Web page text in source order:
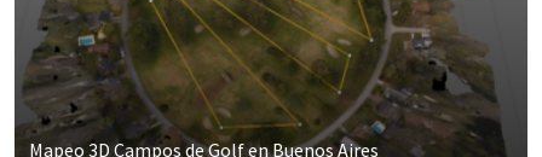
Mapeo 3D Campos de Golf en Buenos Aires